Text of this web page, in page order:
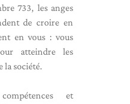
733, les anges
de croire en
en vous : vous
atteindre les
la société.
et